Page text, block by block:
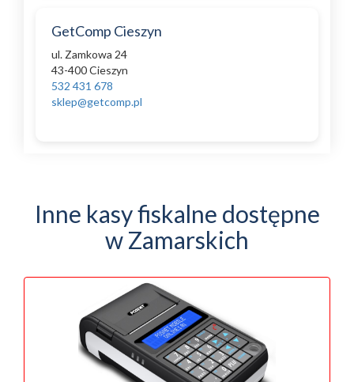
GetComp Cieszyn
ul. Zamkowa 24
43-400 Cieszyn
532 431 678
sklep@getcomp.pl
Inne kasy fiskalne dostępne
w Zamarskich